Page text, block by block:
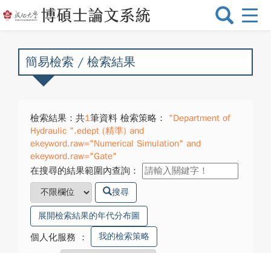
選
換
簡易檢索 / 檢索結果
檢索結果：共1筆資料 檢索策略：
"Department of
Hydraulic ".edept (精準) and
ekeyword.raw="Numerical Simulation" and
ekeyword.raw="Gate"
在搜尋的結果範圍內查詢：
搜尋
展開檢索結果的年代分布圖
個人化服務 ： 我的檢索策略